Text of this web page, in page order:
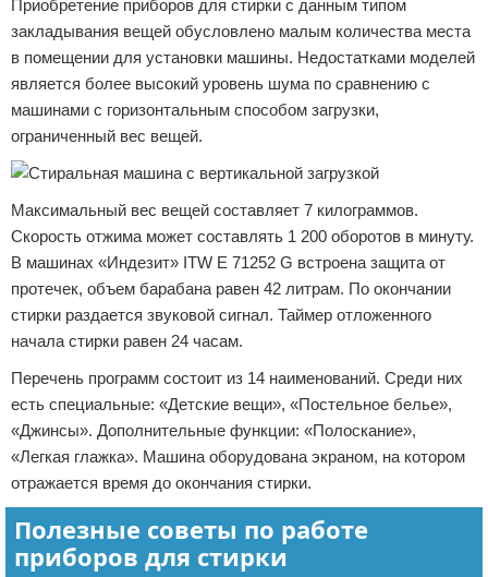
Приобретение приборов для стирки с данным типом
закладывания вещей обусловлено малым количества места
в помещении для установки машины. Недостатками моделей
является более высокий уровень шума по сравнению с
машинами с горизонтальным способом загрузки,
ограниченный вес вещей.
Максимальный вес вещей составляет 7 килограммов.
Скорость отжима может составлять 1 200 оборотов в минуту.
В машинах «Индезит» ITW E 71252 G встроена защита от
протечек, объем барабана равен 42 литрам. По окончании
стирки раздается звуковой сигнал. Таймер отложенного
начала стирки равен 24 часам.
Перечень программ состоит из 14 наименований. Среди них
есть специальные: «Детские вещи», «Постельное белье»,
«Джинсы». Дополнительные функции: «Полоскание»,
«Легкая глажка». Машина оборудована экраном, на котором
отражается время до окончания стирки.
Полезные советы по работе
приборов для стирки